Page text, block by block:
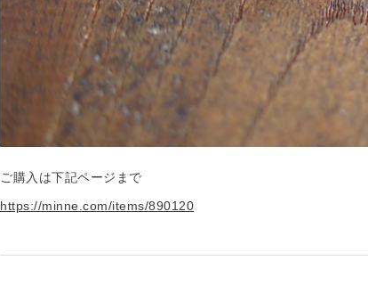
ご購入は下記ページまで
https://minne.com/items/890120